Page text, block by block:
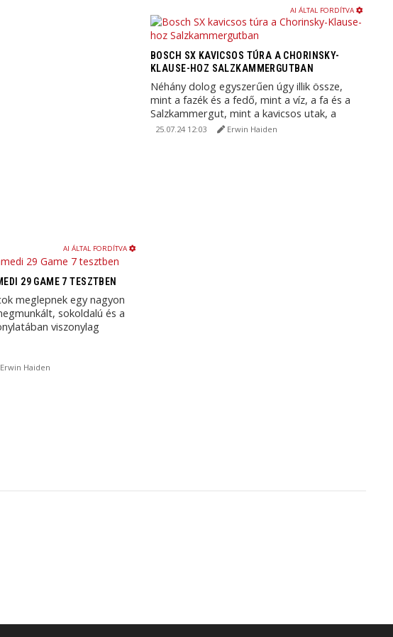
AI ÁLTAL FORDÍTVA
BOSCH SX KAVICSOS TÚRA A CHORINSKY-
KLAUSE-HOZ SALZKAMMERGUTBAN
Néhány dolog egyszerűen úgy illik össze,
mint a fazék és a fedő, mint a víz, a fa és a
Salzkammergut, mint a kavicsos utak, a
gravel ...
25.07.24 12:03 Erwin Haiden
AI ÁLTAL FORDÍTVA
29 GAME 7 TESZTBEN
meglepnek egy nagyon
sokoldalú és a
viszonylag
Erwin Haiden